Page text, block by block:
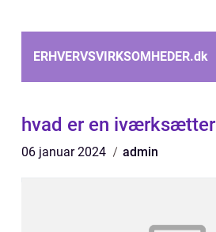
ERHVERVSVIRKSOMHEDER.dk
hvad er en iværksætter
06 januar 2024 admin